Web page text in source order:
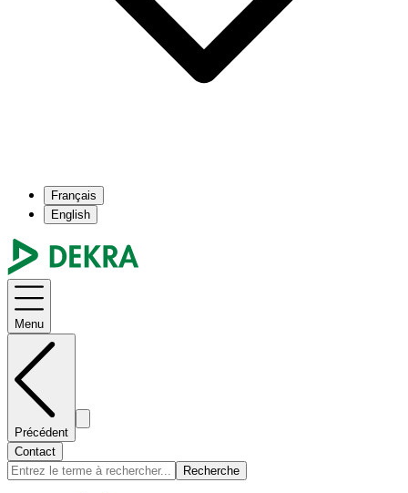
Français
English
Menu
Précédent
Contact
Recherche